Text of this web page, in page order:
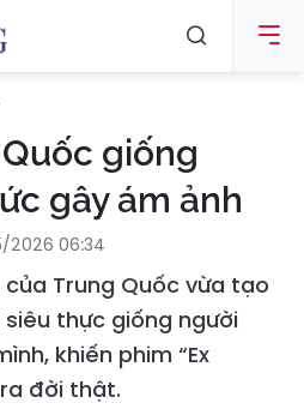
giống
gây ám ảnh
2026 06:34
Trung Quốc vừa tạo
thực giống người
khiến phim “Ex
đời thật.